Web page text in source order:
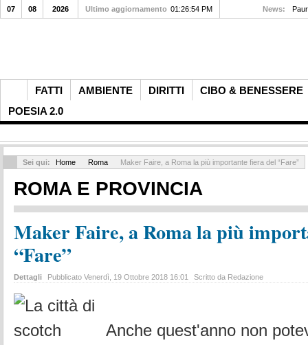
FATTI AMBIENTE DIRITTI
CIBO & BENESSERE
POESIA 2.0
07 08 2026 Ultimo aggiornamento 01:26:54 PM News:
Sei qui: Home Roma Maker Faire, a Roma la più importante fiera del “Fare”
ROMA E PROVINCIA
Maker Faire, a Roma la più
“Fare”
Dettagli Pubblicato Venerdì, 19 Ottobre 2018 16:01 Scritto da Redazione
Anche quest'anno non